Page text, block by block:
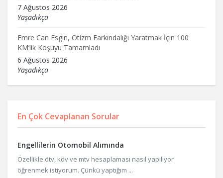
7 Ağustos 2026
Yaşadıkça
Emre Can Esgin, Otizm Farkındalığı Yaratmak İçin 100
KM’lik Koşuyu Tamamladı
6 Ağustos 2026
Yaşadıkça
En Çok Cevaplanan Sorular
Engellilerin Otomobil Alımında
Özellikle ötv, kdv ve mtv hesaplaması nasıl yapılıyor
öğrenmek istiyorum. Çünkü yaptığım ...